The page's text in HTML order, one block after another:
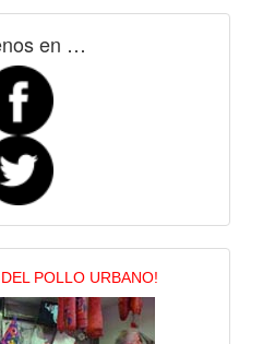
en …
POLLO URBANO!